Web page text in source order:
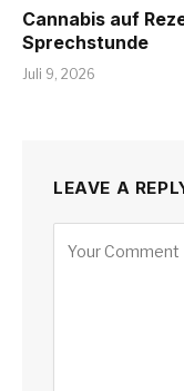
Cannabis auf
Sprechstunde
Juli 9, 2026
LEAVE A